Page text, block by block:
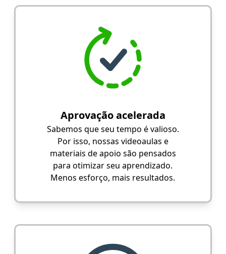
Aprovação acelerada
Sabemos que seu tempo é valioso.
Por isso, nossas videoaulas e
materiais de apoio são pensados
para otimizar seu aprendizado.
Menos esforço, mais resultados.